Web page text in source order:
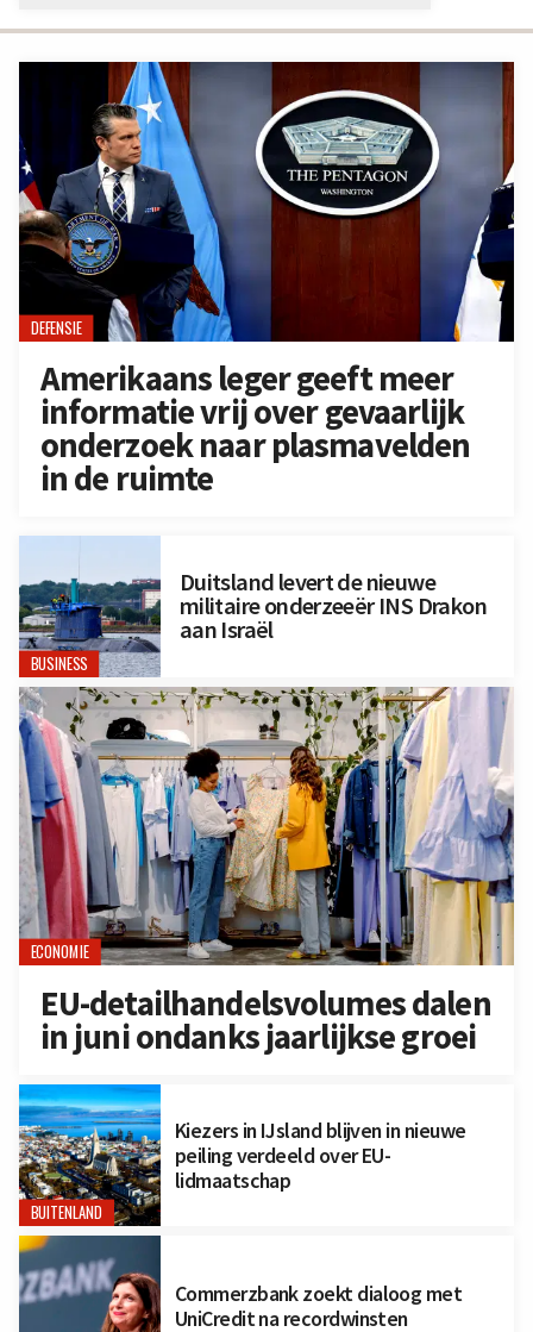
DEFENSIE
Amerikaans leger geeft meer
informatie vrij over gevaarlijk
onderzoek naar plasmavelden
in de ruimte
BUSINESS
Duitsland levert de nieuwe
militaire onderzeeër INS Drakon
aan Israël
ECONOMIE
EU-detailhandelsvolumes dalen
in juni ondanks jaarlijkse groei
BUITENLAND
Kiezers in IJsland blijven in nieuwe
peiling verdeeld over EU-
lidmaatschap
Commerzbank zoekt dialoog met
UniCredit na recordwinsten